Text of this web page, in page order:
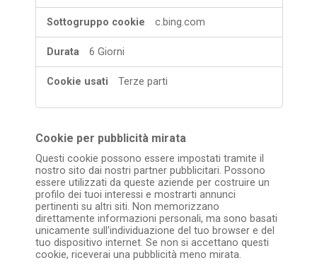
c.bing.com
6 Giorni
Terze parti
Cookie per pubblicità mirata
Questi cookie possono essere impostati tramite il
nostro sito dai nostri partner pubblicitari. Possono
essere utilizzati da queste aziende per costruire un
profilo dei tuoi interessi e mostrarti annunci
pertinenti su altri siti. Non memorizzano
direttamente informazioni personali, ma sono basati
unicamente sull'individuazione del tuo browser e del
tuo dispositivo internet. Se non si accettano questi
cookie, riceverai una pubblicità meno mirata.